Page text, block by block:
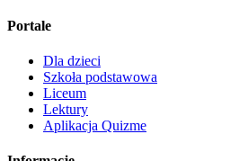
Portale
Dla dzieci
Szkoła podstawowa
Liceum
Lektury
Aplikacja Quizme